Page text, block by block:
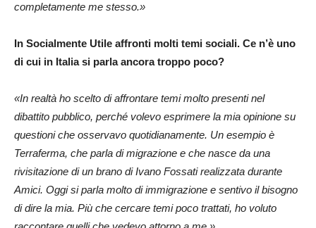
completamente me stesso.»
In Socialmente Utile affronti molti temi sociali. Ce n’è uno
di cui in Italia si parla ancora troppo poco?
«In realtà ho scelto di affrontare temi molto presenti nel
dibattito pubblico, perché volevo esprimere la mia opinione su
questioni che osservavo quotidianamente. Un esempio è
Terraferma, che parla di migrazione e che nasce da una
rivisitazione di un brano di Ivano Fossati realizzata durante
Amici. Oggi si parla molto di immigrazione e sentivo il bisogno
di dire la mia. Più che cercare temi poco trattati, ho voluto